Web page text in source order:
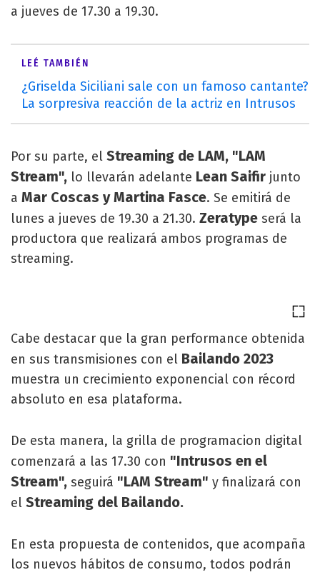
a jueves de 17.30 a 19.30.
LEÉ TAMBIÉN
¿Griselda Siciliani sale con un famoso cantante?
La sorpresiva reacción de la actriz en Intrusos
Por su parte, el Streaming de LAM, "LAM
Stream", lo llevarán adelante Lean Saifir junto
a Mar Coscas y Martina Fasce. Se emitirá de
lunes a jueves de 19.30 a 21.30. Zeratype será la
productora que realizará ambos programas de
streaming.
Cabe destacar que la gran performance obtenida
en sus transmisiones con el Bailando 2023
muestra un crecimiento exponencial con récord
absoluto en esa plataforma.
De esta manera, la grilla de programacion digital
comenzará a las 17.30 con "Intrusos en el
Stream", seguirá "LAM Stream" y finalizará con
el Streaming del Bailando.
En esta propuesta de contenidos, que acompaña
los nuevos hábitos de consumo, todos podrán